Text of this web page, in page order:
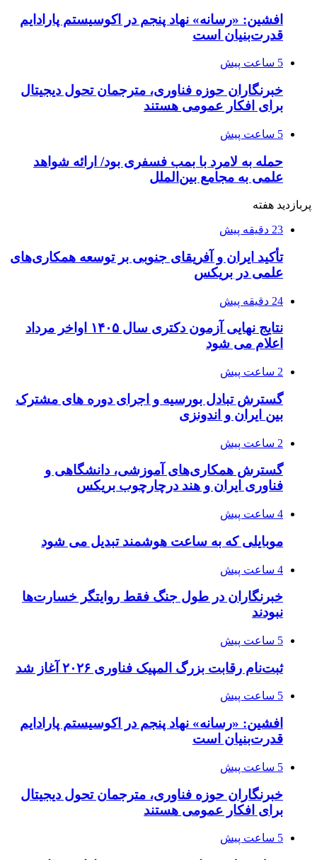
افشین: «رسانه» نهاد پنجم در اکوسیستم پارادایم
قدرت‌بنیان است
5 ساعت پیش
خبرنگاران حوزه فناوری، مترجمان تحول دیجیتال
برای افکار عمومی هستند
5 ساعت پیش
حمله به لامرد با بمب فسفری بود/ ارائه شواهد
علمی به مجامع بین‌الملل
پربازدید هفته
23 دقیقه پیش
تأکید ایران و آفریقای جنوبی بر توسعه همکاری‌های
علمی در بریکس
24 دقیقه پیش
نتایج نهایی آزمون دکتری سال ۱۴۰۵ اواخر مرداد
اعلام می شود
2 ساعت پیش
گسترش تبادل بورسیه و اجرای دوره های مشترک
بین ایران و اندونزی
2 ساعت پیش
گسترش همکاری‌های آموزشی، دانشگاهی و
فناوری ایران و هند درچارچوب بریکس
4 ساعت پیش
موبایلی که به ساعت هوشمند تبدیل می شود
4 ساعت پیش
خبرنگاران در طول جنگ فقط روایتگر خسارت‌ها
نبودند
5 ساعت پیش
ثبت‌نام رقابت بزرگ المپیک فناوری ۲۰۲۶ آغاز شد
5 ساعت پیش
افشین: «رسانه» نهاد پنجم در اکوسیستم پارادایم
قدرت‌بنیان است
5 ساعت پیش
خبرنگاران حوزه فناوری، مترجمان تحول دیجیتال
برای افکار عمومی هستند
5 ساعت پیش